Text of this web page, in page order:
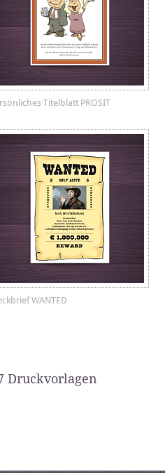
Titelblatt PROSIT
WANTED
Druckvorlagen